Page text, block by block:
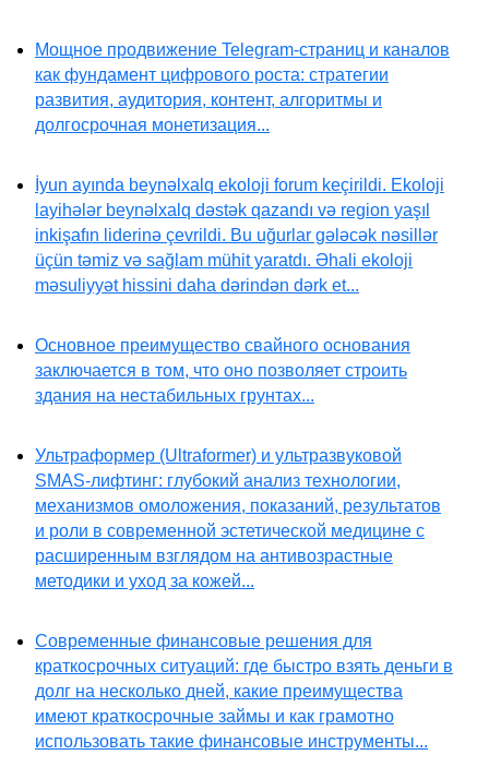
Мощное продвижение Telegram-страниц и каналов
как фундамент цифрового роста: стратегии
развития, аудитория, контент, алгоритмы и
долгосрочная монетизация...
İyun ayında beynəlxalq ekoloji forum keçirildi. Ekoloji
layihələr beynəlxalq dəstək qazandı və region yaşıl
inkişafın liderinə çevrildi. Bu uğurlar gələcək nəsillər
üçün təmiz və sağlam mühit yaratdı. Əhali ekoloji
məsuliyyət hissini daha dərindən dərk et...
Основное преимущество свайного основания
заключается в том, что оно позволяет строить
здания на нестабильных грунтах...
Ультраформер (Ultraformer) и ультразвуковой
SMAS-лифтинг: глубокий анализ технологии,
механизмов омоложения, показаний, результатов
и роли в современной эстетической медицине с
расширенным взглядом на антивозрастные
методики и уход за кожей...
Современные финансовые решения для
краткосрочных ситуаций: где быстро взять деньги в
долг на несколько дней, какие преимущества
имеют краткосрочные займы и как грамотно
использовать такие финансовые инструменты...